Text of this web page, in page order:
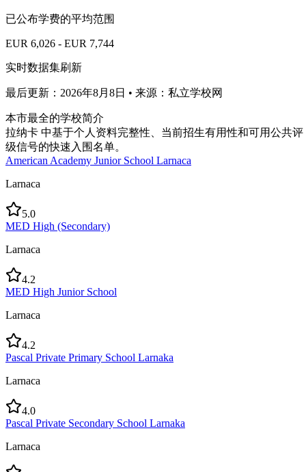
已公布学费的平均范围
EUR 6,026 - EUR 7,744
实时数据集刷新
最后更新：2026年8月8日 • 来源：私立学校网
本市最全的学校简介
拉纳卡 中基于个人资料完整性、当前招生有用性和可用公共评
级信号的快速入围名单。
American Academy Junior School Larnaca
Larnaca
5.0
MED High (Secondary)
Larnaca
4.2
MED High Junior School
Larnaca
4.2
Pascal Private Primary School Larnaka
Larnaca
4.0
Pascal Private Secondary School Larnaka
Larnaca